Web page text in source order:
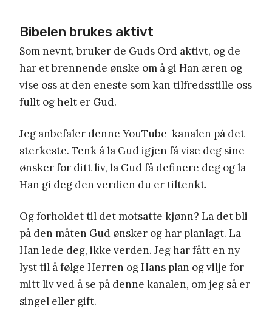
Bibelen brukes aktivt
Som nevnt, bruker de Guds Ord aktivt, og de
har et brennende ønske om å gi Han æren og
vise oss at den eneste som kan tilfredsstille oss
fullt og helt er Gud.
Jeg anbefaler denne YouTube-kanalen på det
sterkeste. Tenk å la Gud igjen få vise deg sine
ønsker for ditt liv, la Gud få definere deg og la
Han gi deg den verdien du er tiltenkt.
Og forholdet til det motsatte kjønn? La det bli
på den måten Gud ønsker og har planlagt. La
Han lede deg, ikke verden. Jeg har fått en ny
lyst til å følge Herren og Hans plan og vilje for
mitt liv ved å se på denne kanalen, om jeg så er
singel eller gift.